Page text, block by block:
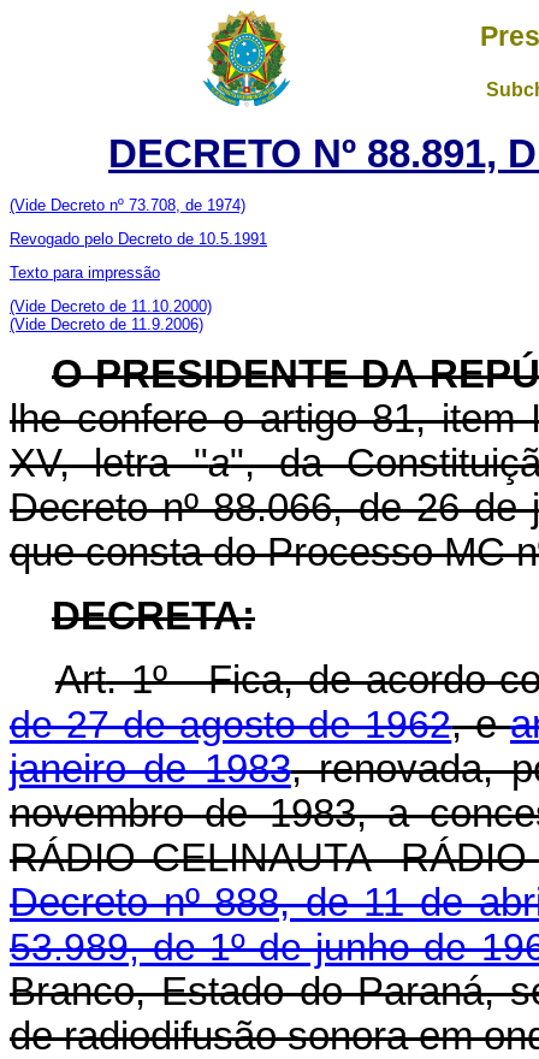
DECRETO Nº 88.891,
(Vide Decreto nº 73.708, de 1974)
Revogado pelo Decreto de 10.5.1991
Texto para impressão
(Vide Decreto de 11.10.2000)
(Vide Decreto de 11.9.2006)
O PRESIDENTE DA
lhe confere o artigo 81, item
XV, letra "a", da
Decreto nº 88.066, de 26
que consta do Processo MC
DECRETA:
Art. 1º - Fica, de acordo
de 27 de agosto de 1962, e
janeiro de 1983, renovada,
novembro de 1983, a
RÁDIO CELINAUTA-
Decreto nº 888, de 11 de
53.989, de 1º de junho de
Branco, Estado do Paraná,
de radiodifusão sonora em